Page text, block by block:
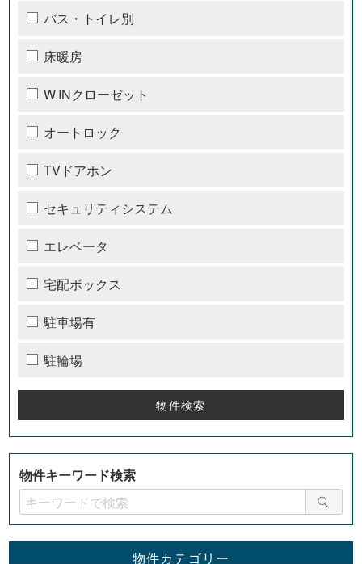
バス・トイレ別
床暖房
W.INクローゼット
オートロック
TVドアホン
セキュリティシステム
エレベータ
宅配ボックス
駐車場有
駐輪場
物件キーワード検索
物件カテゴリー